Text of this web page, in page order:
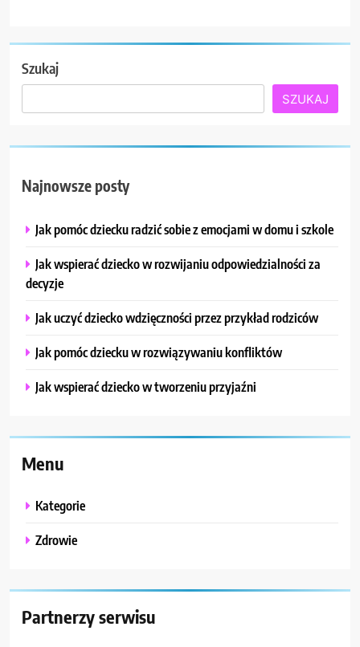
Szukaj
SZUKAJ
Najnowsze posty
Jak pomóc dziecku radzić sobie z emocjami w domu i szkole
Jak wspierać dziecko w rozwijaniu odpowiedzialności za
decyzje
Jak uczyć dziecko wdzięczności przez przykład rodziców
Jak pomóc dziecku w rozwiązywaniu konfliktów
Jak wspierać dziecko w tworzeniu przyjaźni
Menu
Kategorie
Zdrowie
Partnerzy serwisu